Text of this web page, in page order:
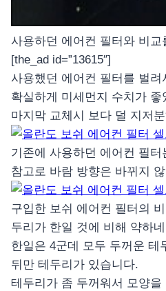
사용하던 에어컨 필터와 비교
[the_ad id=”13615″]
사용했던 에어컨 필터를 벌
확실하게 미세먼지 수치가
마지막 교체시 보다 덜 지저
기존에 사용하던 에어컨 필
참고로 바람 방향은 바뀌지
구입한 보쉬 에어컨 필터의
두리가 한일 것에 비해 약하
한일은 4군데 모두 두꺼운 테
뒤만 테두리가 있습니다.
테두리가 좀 두꺼워서 모양